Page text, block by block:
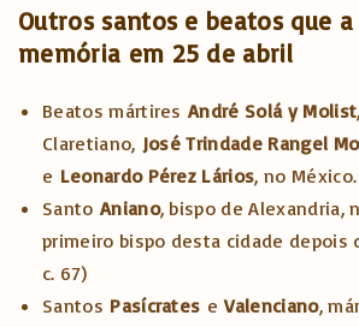
Outros santos e beatos que
memória em 25 de abril
Beatos mártiresAndré Solá y Molist
Claretiano, José Trindade Rangel
e Leonardo Pérez Lários, no México.
Santo Aniano, bispo de Alexandria,
primeiro bispo desta cidade depois
c. 67)
Santos Pasícrates eValenciano,